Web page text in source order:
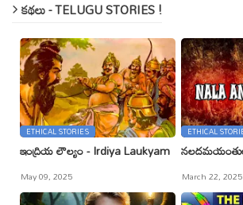
కథలు - TELUGU STORIES !
ETHICAL STORIES
ఇంద్రియ లౌల్యం - Irdiya Laukyam
May 09, 2025
ETHICAL
March 22, 2025